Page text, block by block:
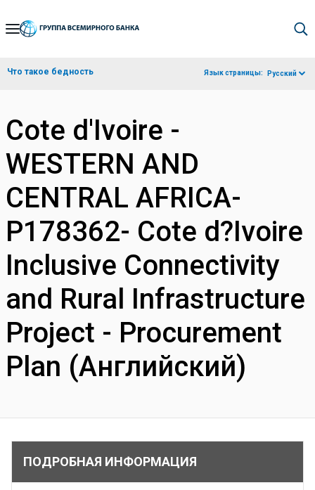
Skip
Navigation
Что такое бедность Язык страницы: Русский
Cote d'Ivoire -
WESTERN AND
CENTRAL AFRICA-
P178362- Cote d?Ivoire
Inclusive Connectivity
and Rural Infrastructure
Project - Procurement
Plan (Английский)
ПОДРОБНАЯ ИНФОРМАЦИЯ